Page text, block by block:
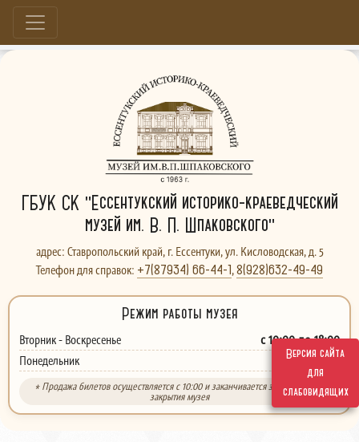
Версия сайта
для
слабовидящих
Больше, чем музей...
ГБУК СК "Ессентукский историко-краеведческий
музей им. В. П. Шпаковского"
адрес: Ставропольский край, г. Ессентуки, ул. Кисловодская, д. 5
Телефон для справок: +7(87934) 66-44-1,8(928)632-49-49
Режим работы музея
Вторник - Воскресенье с 10:00 до 18:00
Понедельник выходной
* Продажа билетов осуществляется с 10:00 и заканчивается за 30 минут до
закрытия музея